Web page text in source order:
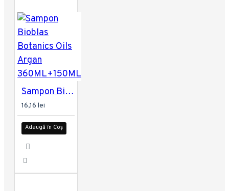
Sampon Bioblas Botanics Oils Argan 360ML+150ML
16,16 lei
Adaugă în Coș